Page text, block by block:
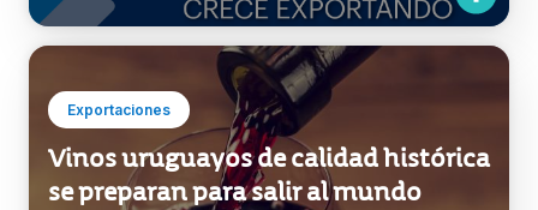
Exportaciones
Vinos uruguayos de calidad histórica
se preparan para salir al mundo